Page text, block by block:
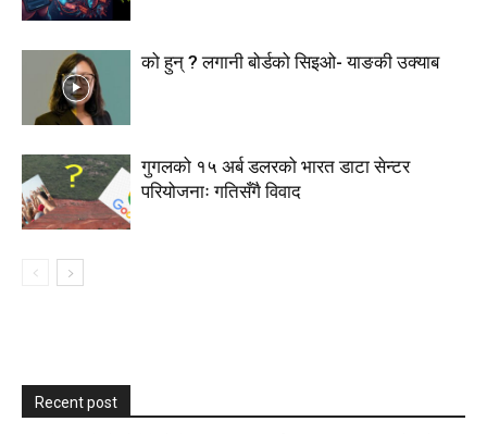
को हुन् ? लगानी बोर्डको सिइओ- याङकी उक्याब
गुगलको १५ अर्ब डलरको भारत डाटा सेन्टर
परियोजनाः गतिसँगै विवाद
Recent post